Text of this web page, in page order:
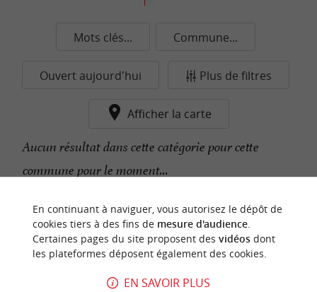
Mots clés... Commune...
Ouvert aujourd'hui Plus de filtres
Afficher la carte
Aucun résultat dans cette catégorie pour cette
commune pour le moment...
n
o
t
r
e
c
o
u
p
d
e
c
o
e
u
r
En continuant à naviguer, vous autorisez le dépôt de
cookies tiers à des fins de mesure d'audience.
Certaines pages du site proposent des vidéosdont
les plateformes déposent également des cookies.
EN SAVOIR PLUS